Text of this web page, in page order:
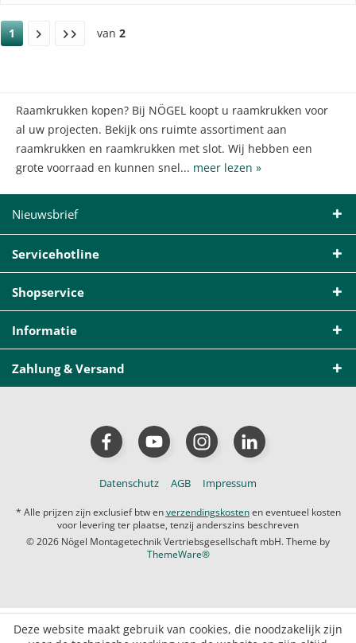
1 van 2
Raamkrukken kopen? Bij NÖGEL koopt u raamkrukken voor
al uw projecten. Bekijk ons ruimte assortiment aan
raamkrukken en raamkrukken met slot. Wij hebben een
grote voorraad en kunnen snel... meer lezen »
Nieuwsbrief
Servicehotline
Shopservice
Informatie
Zahlung & Versand
Datenschutz AGB Impressum
* Alle prijzen zijn exclusief btw enverzendingskostenen eventueel kosten
voor levering ter plaatse, tenzij anderszins beschreven
© 2026 Nögel Montagetechnik Vertriebsgesellschaft mbH. Theme by
ThemeWare®
Deze website maakt gebruik van cookies, die noodzakelijk zijn